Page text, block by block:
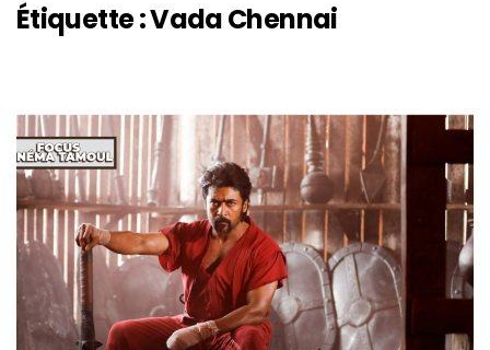
Étiquette :Vada Chennai